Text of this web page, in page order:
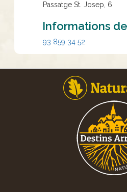
Passatge St. Josep, 6
Informations
93 859 34 52